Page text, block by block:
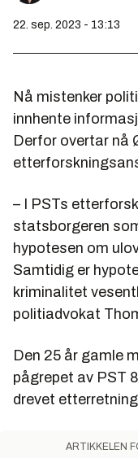
22. sep. 2023 - 13:13
Nå mistenker
innhente
Derfor overtar nå
– I PSTs
statsborgeren
hypotesen om
Samtidig er
kriminalitet
politiadvokat
Den 25 år gamle
pågrepet av PST
drevet
ARTIKKELEN